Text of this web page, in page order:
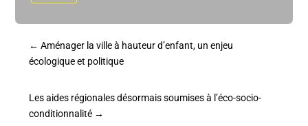
←Aménager la ville à hauteur d’enfant, un enjeu
écologique et politique
Les aides régionales désormais soumises à l’éco-socio-
conditionnalité →